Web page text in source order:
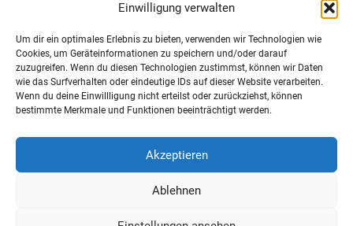
Einwilligung verwalten
Um dir ein optimales Erlebnis zu bieten, verwenden wir Technologien wie
Cookies, um Geräteinformationen zu speichern und/oder darauf
zuzugreifen. Wenn du diesen Technologien zustimmst, können wir Daten
wie das Surfverhalten oder eindeutige IDs auf dieser Website verarbeiten.
Wenn du deine Einwillligung nicht erteilst oder zurückziehst, können
bestimmte Merkmale und Funktionen beeinträchtigt werden.
Akzeptieren
Ablehnen
Telefon: +49 89 / 20 00 35 62
Wichtiges zum Schluss
Cookie Notice